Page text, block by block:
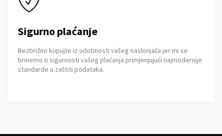
Sigurno plaćanje
Bezbrižno kupujte iz udobnosti vašeg naslonjača jer mi se
brinemo o sigurnosti vašeg plaćanja primjenjujući najmodernije
standarde u zaštiti podataka.